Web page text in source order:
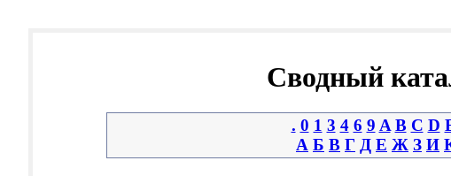
Сводный
. 0 1 3 4 6 9 A B C D
А Б В Г Д Е Ж З И